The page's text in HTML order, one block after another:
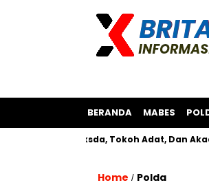
BERANDA MABES
Bksda, Tokoh Adat, Dan Akademisi
Home / Polda